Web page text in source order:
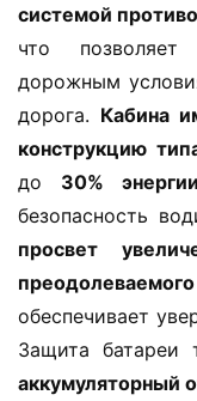
е
с
и
й
а
в
т
о
о
б
и
л
системой
что
дорожным
дорога. ​ ​Кабина
конструкцию
до ​ ​30%
безопасность
просвет
обеспечивает
Защита батареи
аккумуляторный